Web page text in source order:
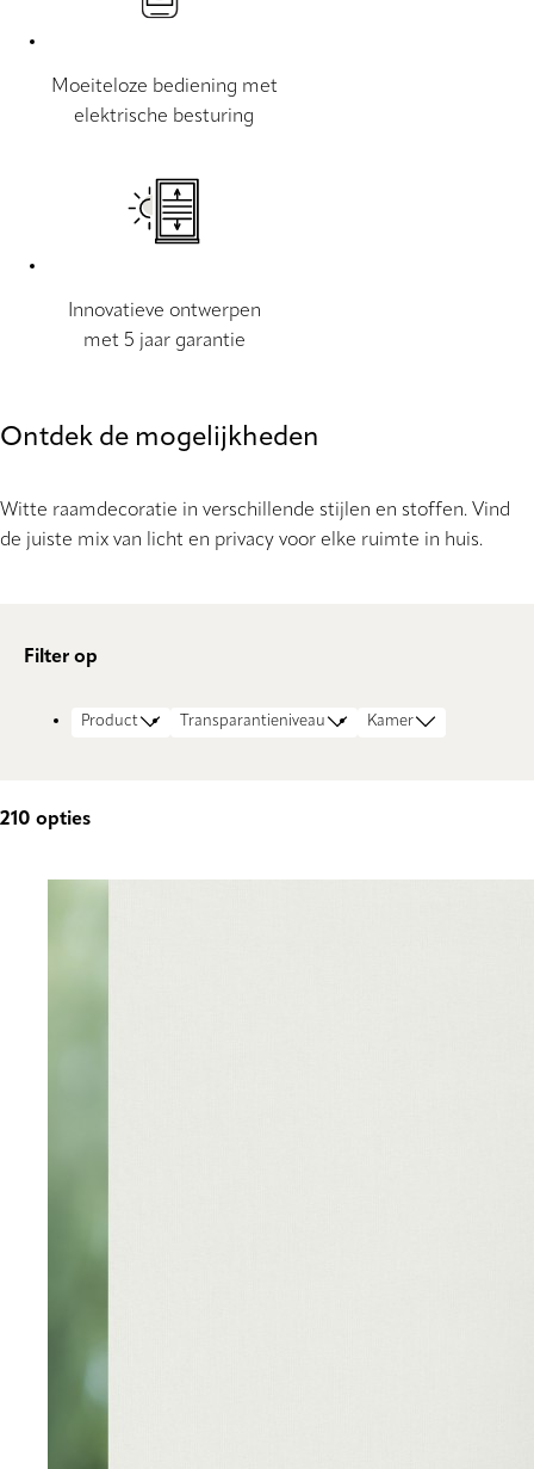
Moeiteloze bediening met
elektrische besturing
Innovatieve ontwerpen
met 5 jaar garantie
Ontdek de mogelijkheden
Witte raamdecoratie in verschillende stijlen en stoffen. Vind
de juiste mix van licht en privacy voor elke ruimte in huis.
Filter op
Product Transparantieniveau Kamer
210 opties